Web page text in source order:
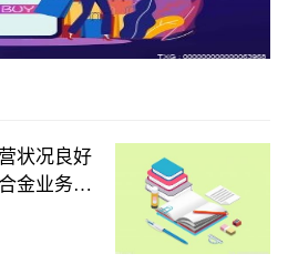
状况良好
金业务均